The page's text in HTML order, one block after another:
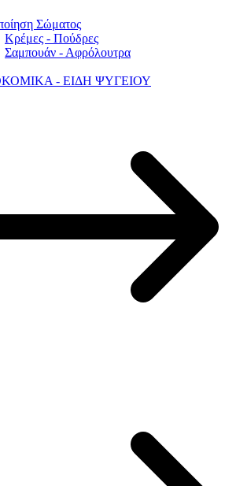
Σώματος
Κρέμες - Πούδρες
Σαμπουάν - Αφρόλουτρα
- ΕΙΔΗ ΨΥΓΕΙΟΥ